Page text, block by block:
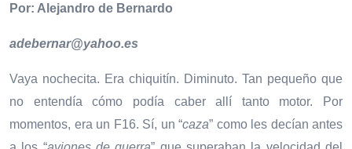
Por: Alejandro de Bernardo
adebernar@yahoo.es
Vaya nochecita. Era chiquitín. Diminuto. Tan pequeño que
no entendía cómo podía caber allí tanto motor. Por
momentos, era un F16. Sí, un “caza” como les decían antes